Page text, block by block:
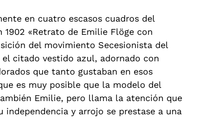
en cuatro escasos cuadros del
«Retrato de Emilie Flöge con
del movimiento Secesionista del
citado vestido azul, adornado con
que tanto gustaban en esos
es muy posible que la modelo del
Emilie, pero llama la atención que
y arrojo se prestase a una